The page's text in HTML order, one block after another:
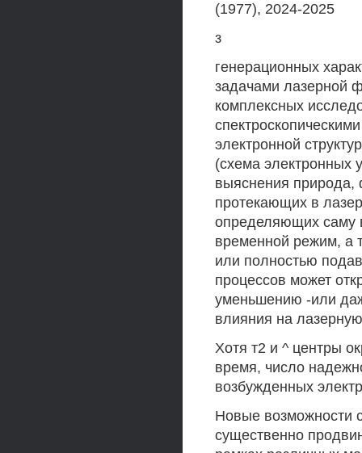
(1977), 2024-2025
з
генерационных
задачами лазерной
комплексных
электронной
(схема электронных
выяснения природа,
протекающих в
определяющих саму
временной режим, а
или полностью
процессов может
уменьшению -или
влияния на
Хотя т2 и ^ центры
время, число
возбужденных
Новые возможности
существенно